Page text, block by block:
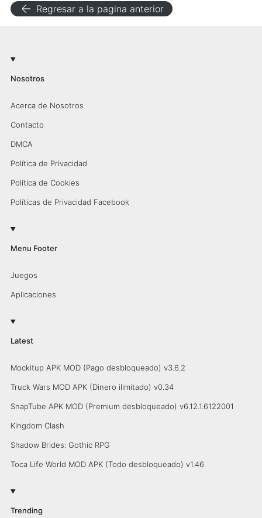
arrow_back Regresar a la pagina anterior
Nosotros
Acerca de Nosotros
Contacto
DMCA
Política de Privacidad
Política de Cookies
Políticas de Privacidad Facebook
Menu Footer
Juegos
Aplicaciones
Latest
Mockitup APK MOD (Pago desbloqueado) v3.6.2
Truck Wars MOD APK (Dinero ilimitado) v0.34
SnapTube APK MOD (Premium desbloqueado) v6.12.1.6122001
Kingdom Clash
Shadow Brides: Gothic RPG
Toca Life World MOD APK (Todo desbloqueado) v1.46
Trending